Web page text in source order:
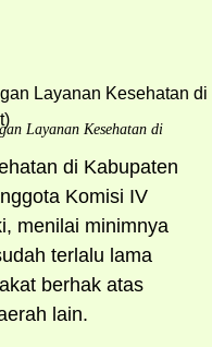
Layanan Kesehatan di
di Kabupaten
Komisi IV
menilai minimnya
terlalu lama
berhak atas
lain.